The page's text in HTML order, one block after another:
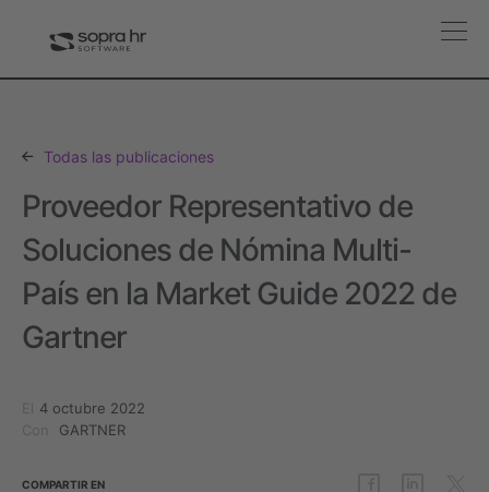
Todas las publicaciones
Proveedor Representativo de
Soluciones de Nómina Multi-
País en la Market Guide 2022 de
Gartner
4 octubre 2022
GARTNER
COMPARTIR EN